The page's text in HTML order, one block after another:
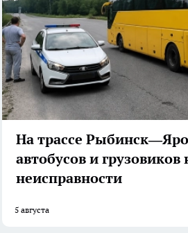
На трассе
автобусов и
неисправности
5 августа